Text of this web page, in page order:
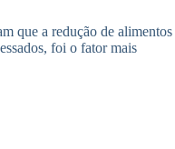
que a redução de alimentos
foi o fator mais